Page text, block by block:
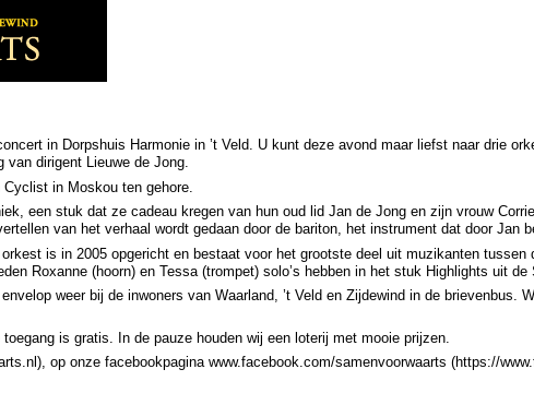
in Dorpshuis Harmonie in ’t Veld. U kunt deze avond maar liefst naar drie
van dirigent Lieuwe de Jong.
in Moskou ten gehore.
een stuk dat ze cadeau kregen van hun oud lid Jan de Jong en zijn vrouw
van het verhaal wordt gedaan door de bariton, het instrument dat door Jan
is in 2005 opgericht en bestaat voor het grootste deel uit muzikanten tussen
Roxanne (hoorn) en Tessa (trompet) solo’s hebben in het stuk Highlights uit
weer bij de inwoners van Waarland, ’t Veld en Zijdewind in de brievenbus.
is gratis. In de pauze houden wij een loterij met mooie prijzen.
op onze facebookpagina www.facebook.com/samenvoorwaarts (https://